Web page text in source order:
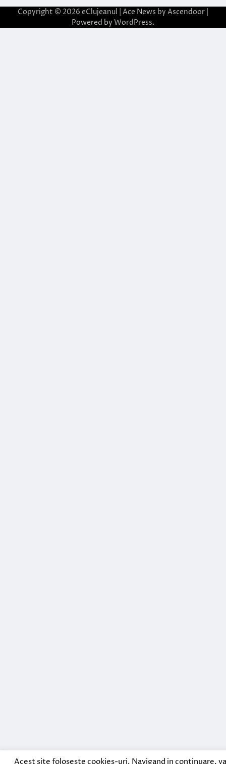
Copyright © 2026 eClujeanul | Ace News by Ascendoor
Powered by WordPress.
Acest site foloseste cookies-uri. Navigand in continuare,